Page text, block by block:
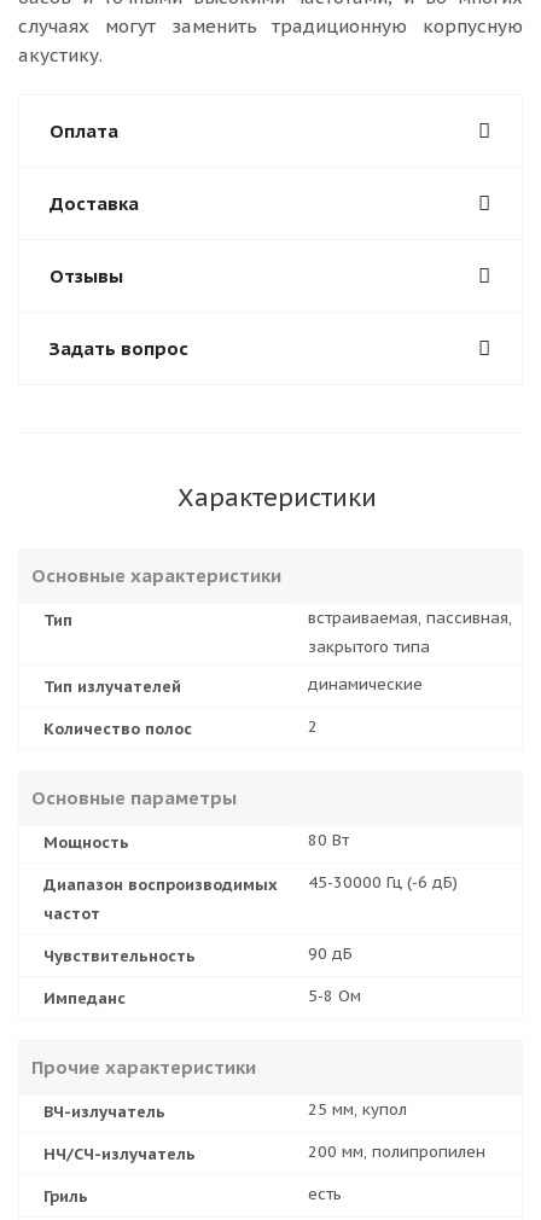
случаях могут заменить традиционную корпусную
акустику.
Оплата
Доставка
Отзывы
Задать вопрос
Характеристики
Основные характеристики
Тип
встраиваемая, пассивная,
закрытого типа
Тип излучателей
динамические
Количество полос 2
Основные параметры
Мощность 80 Вт
Диапазон воспроизводимых
частот
45-30000 Гц (-6 дБ)
Чувствительность 90 дБ
Импеданс 5-8 Ом
Прочие характеристики
ВЧ-излучатель 25 мм, купол
НЧ/СЧ-излучатель 200 мм, полипропилен
Гриль есть